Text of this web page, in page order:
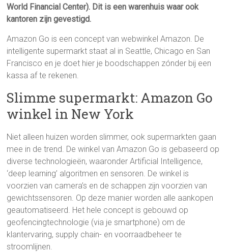
World Financial Center). Dit is een warenhuis waar ook
kantoren zijn gevestigd.
Amazon Go is een concept van webwinkel Amazon. De
intelligente supermarkt staat al in Seattle, Chicago en San
Francisco en je doet hier je boodschappen zónder bij een
kassa af te rekenen.
Slimme supermarkt: Amazon Go
winkel in New York
Niet alleen huizen worden slimmer, ook supermarkten gaan
mee in de trend. De winkel van Amazon Go is gebaseerd op
diverse technologieën, waaronder Artificial Intelligence,
‘deep learning’ algoritmen en sensoren. De winkel is
voorzien van camera’s en de schappen zijn voorzien van
gewichtssensoren. Op deze manier worden alle aankopen
geautomatiseerd. Het hele concept is gebouwd op
geofencingtechnologie (via je smartphone) om de
klantervaring, supply chain- en voorraadbeheer te
stroomlijnen.